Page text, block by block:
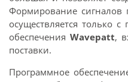
Формирование
осуществляется только
обеспечения Wavepatt,
поставки.
Программное